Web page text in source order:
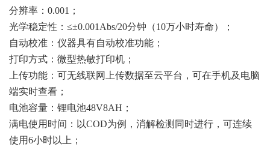
分辨率：0.001；
光学稳定性：≤±0.001Abs/20分钟（10万小时寿命）；
自动校准：仪器具有自动校准功能；
打印方式：微型热敏打印机；
上传功能：可无线联网上传数据至云平台，可在手机及电脑
端实时查看；
电池容量：锂电池48V8AH；
满电使用时间：以COD为例，消解检测同时进行，可连续
使用6小时以上；